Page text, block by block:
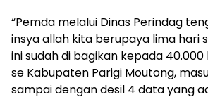
“Pemda melalui Dinas Perindag
insya allah kita berupaya lima hari
ini sudah di bagikan kepada
se Kabupaten Parigi Moutong,
sampai dengan desil 4 data yang